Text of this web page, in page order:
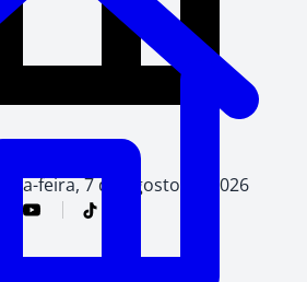
sexta-feira, 7 de agosto de 2026